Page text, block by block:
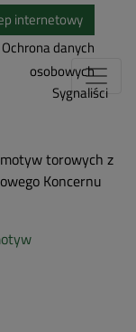
internetowy
Ochrona danych
osobowych
Sygnaliści
torowych z
Koncernu